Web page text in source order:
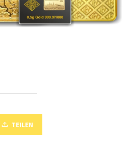
DME Business
TEILEN